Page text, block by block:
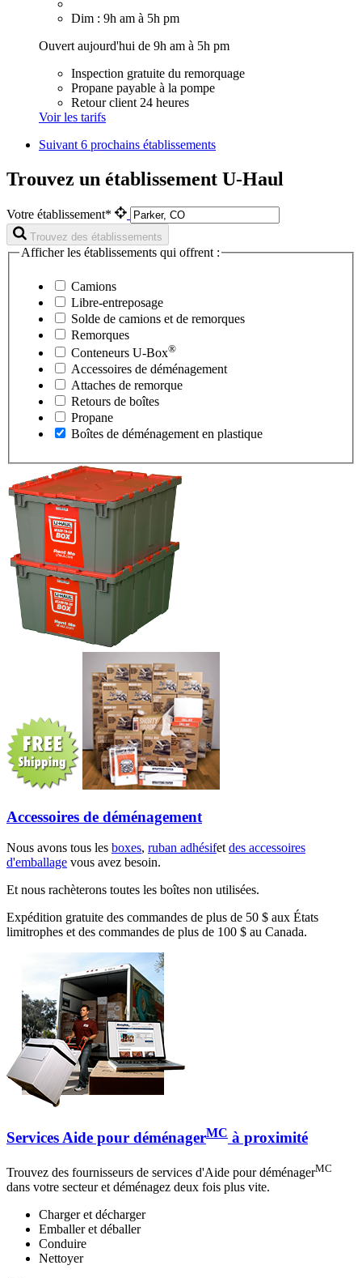
Dim : 9h am à 5h pm
Ouvert aujourd'hui de 9h am à 5h pm
Inspection gratuite du remorquage
Propane payable à la pompe
Retour client 24 heures
Voir les tarifs
Suivant6 prochains établissements
Trouvez un établissement U-Haul
Votre établissement*
Trouvez des établissements
Afficher les établissements qui offrent :
Camions
Libre-entreposage
Solde de camions et de remorques
Remorques
Conteneurs U-Box®
Accessoires de déménagement
Attaches de remorque
Retours de boîtes
Propane
Boîtes de déménagement en plastique
Accessoires de déménagement
Nous avons tous les boxes, ruban adhésifet des accessoires
d'emballage vous avez besoin.
Et nous rachèterons toutes les boîtes non utilisées.
Expédition gratuite des commandes de plus de 50 $ aux États
limitrophes et des commandes de plus de 100 $ au Canada.
Services Aide pour déménagerMC à proximité
Trouvez des fournisseurs de services d'Aide pour déménagerMC
dans votre secteur et déménagez deux fois plus vite.
Charger et décharger
Emballer et déballer
Conduire
Nettoyer